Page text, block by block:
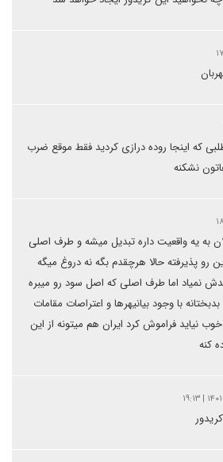
که اینجا روده درازی کردید فقط موقع ضرب
نشکنه
به یه واقعیت داره تبدیل میشه و طرف اصلی
رو پذیرفته حالا هرچقدم بگه نه دروغ میگه
نمیاد اما طرف اصلی که اصل سود رو میبره
با وجود بیانیهرها و اعتراصات مقامات
نیاید فراموش کرد ایران هم میتونه از این
کنه